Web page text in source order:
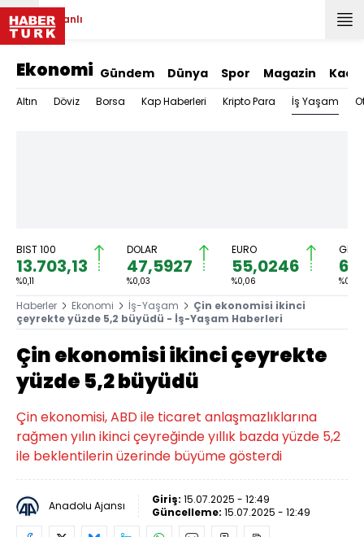
Canlı
Ekonomi Gündem Dünya Spor Magazin
Altın Döviz Borsa Kap Haberleri Kripto Para İş Yaşam
BIST 100
13.703,13
%0,11
DOLAR
47,5927
%0,03
EURO
55,0246
%0,06 %0,37
Haberler Ekonomi İş-Yaşam
Çin ekonomisi ikinci
çeyrekte yüzde 5,2 büyüdü - İş-Yaşam Haberleri
Çin ekonomisi ikinci çeyrekte
yüzde 5,2 büyüdü
Çin ekonomisi, ABD ile ticaret anlaşmazlıklarına
rağmen yılın ikinci çeyreğinde yıllık bazda yüzde 5,2
ile beklentilerin üzerinde büyüme gösterdi
Anadolu Ajansı Giriş: 15.07.2025 - 12:49
Güncelleme: 15.07.2025 - 12:49